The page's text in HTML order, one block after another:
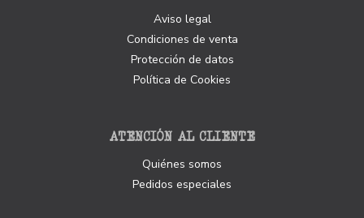
Aviso legal
Condiciones de venta
Protección de datos
Política de Cookies
ATENCIÓN AL CLIENTE
Quiénes somos
Pedidos especiales